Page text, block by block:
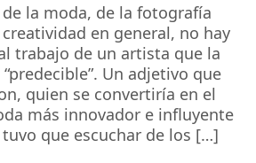
la moda, de la fotografía
en general, no hay
trabajo de un artista que la
Un adjetivo que
quien se convertiría en el
más innovador e influyente
que escuchar de los […]